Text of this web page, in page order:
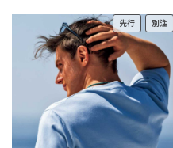
先行 別注